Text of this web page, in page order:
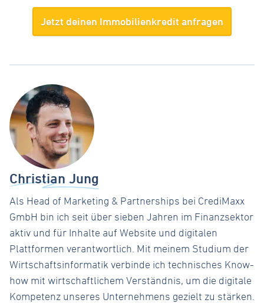
Jetzt deinen Immobilienkredit anfragen
Christian Jung
Als Head of Marketing & Partnerships bei CrediMaxx
GmbH bin ich seit über sieben Jahren im Finanzsektor
aktiv und für Inhalte auf Website und digitalen
Plattformen verantwortlich. Mit meinem Studium der
Wirtschaftsinformatik verbinde ich technisches Know-
how mit wirtschaftlichem Verständnis, um die digitale
Kompetenz unseres Unternehmens gezielt zu stärken.